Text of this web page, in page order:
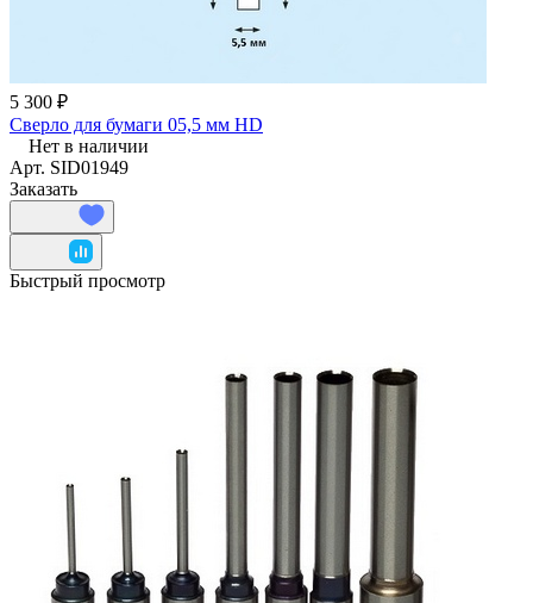
5 300 ₽
Сверло для бумаги 05,5 мм HD
Нет в наличии
Арт. SID01949
Заказать
Быстрый просмотр